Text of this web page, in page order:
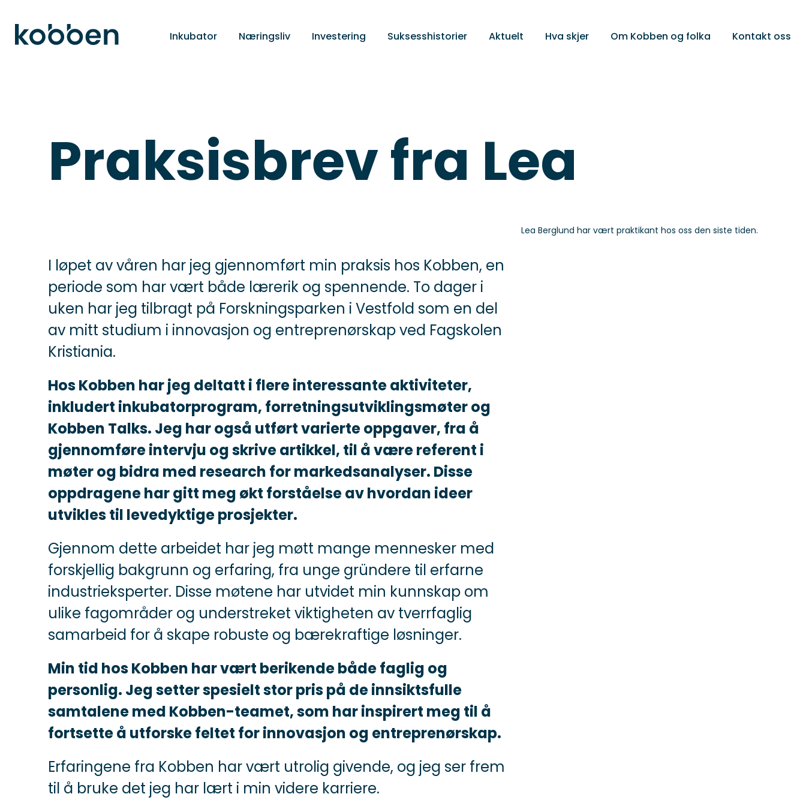
Inkubator Næringsliv Investering Suksesshistorier Aktuelt Hva skjer Om Kobben og folka Kontakt oss
Praksisbrev fra Lea
Lea Berglund har vært praktikant hos oss den siste tiden.
I løpet av våren har jeg gjennomført min praksis hos Kobben, en
periode som har vært både lærerik og spennende. To dager i
uken har jeg tilbragt på Forskningsparken i Vestfold som en del
av mitt studium i innovasjon og entreprenørskap ved Fagskolen
Kristiania.
Hos Kobben har jeg deltatt i flere interessante aktiviteter,
inkludert inkubatorprogram, forretningsutviklingsmøter og
Kobben Talks. Jeg har også utført varierte oppgaver, fra å
gjennomføre intervju og skrive artikkel, til å være referent i
møter og bidra med research for markedsanalyser. Disse
oppdragene har gitt meg økt forståelse av hvordan ideer
utvikles til levedyktige prosjekter.
Gjennom dette arbeidet har jeg møtt mange mennesker med
forskjellig bakgrunn og erfaring, fra unge gründere til erfarne
industrieksperter. Disse møtene har utvidet min kunnskap om
ulike fagområder og understreket viktigheten av tverrfaglig
samarbeid for å skape robuste og bærekraftige løsninger.
Min tid hos Kobben har vært berikende både faglig og
personlig. Jeg setter spesielt stor pris på de innsiktsfulle
samtalene med Kobben-teamet, som har inspirert meg til å
fortsette å utforske feltet for innovasjon og entreprenørskap.
Erfaringene fra Kobben har vært utrolig givende, og jeg ser frem
til å bruke det jeg har lært i min videre karriere.